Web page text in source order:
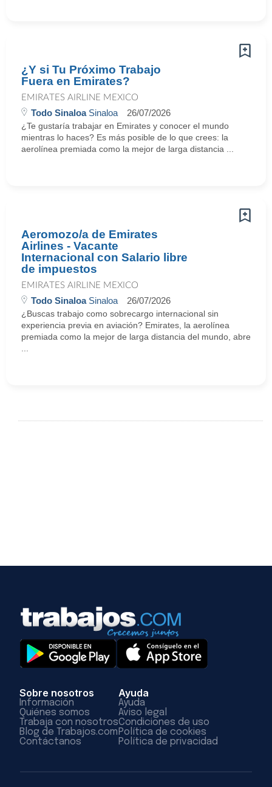
¿Y si Tu Próximo Trabajo
Fuera en Emirates?
EMIRATES AIRLINE MEXICO
Todo SinaloaSinaloa 26/07/2026
¿Te gustaría trabajar en Emirates y conocer el mundo
mientras lo haces? Es más posible de lo que crees: la
aerolínea premiada como la mejor de larga distancia ...
Aeromozo/a de Emirates
Airlines - Vacante
Internacional con Salario libre
de impuestos
EMIRATES AIRLINE MEXICO
Todo SinaloaSinaloa 26/07/2026
¿Buscas trabajo como sobrecargo internacional sin
experiencia previa en aviación? Emirates, la aerolínea
premiada como la mejor de larga distancia del mundo, abre
Sobre nosotros
Información
Quiénes somos
Trabaja con nosotros
Blog de Trabajos.com
Contáctanos
Ayuda
Ayuda
Aviso legal
Condiciones de uso
Política de cookies
Política de privacidad